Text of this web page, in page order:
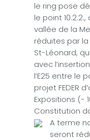
le ring pose
le point
vallée de la
réduites par
St-Léonard,
avec
l’E25 entre le
projet FEDER
Expositions (-
Constitution
A terme
seront